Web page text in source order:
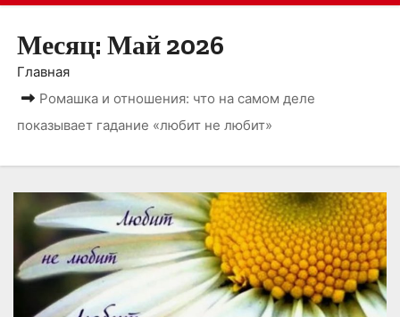
о
Месяц:Май 2026
Главная
Ромашка и отношения: что на самом деле
показывает гадание «любит не любит»